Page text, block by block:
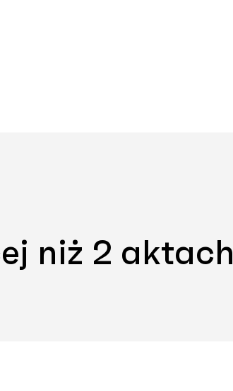
niż 2 aktach